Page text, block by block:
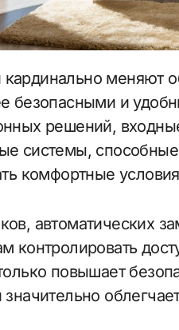
безопасными и
решений,
системы,
комфортные
автоматических
контролировать
повышает